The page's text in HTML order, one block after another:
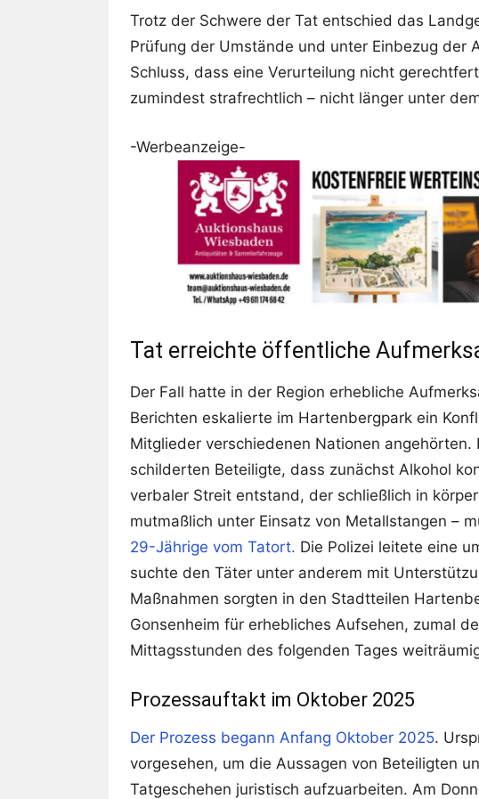
Trotz der Schwere der Tat entschied das
Prüfung der Umstände und unter Einbezug der
Schluss, dass eine Verurteilung nicht
zumindest strafrechtlich – nicht länger unter
-Werbeanzeige-
Tat erreichte öffentliche
Der Fall hatte in der Region erhebliche
Berichten eskalierte im Hartenbergpark ein
Mitglieder verschiedenen Nationen angehörten.
schilderten Beteiligte, dass zunächst Alkohol
verbaler Streit entstand, der schließlich in
mutmaßlich unter Einsatz von Metallstangen –
29-Jährige vom Tatort. Die Polizei leitete eine
suchte den Täter unter anderem mit
Maßnahmen sorgten in den Stadtteilen
Gonsenheim für erhebliches Aufsehen, zumal
Mittagsstunden des folgenden Tages
Prozessauftakt im Oktober 2025
Der Prozess begann Anfang Oktober 2025.
vorgesehen, um die Aussagen von Beteiligten
Tatgeschehen juristisch aufzuarbeiten. Am